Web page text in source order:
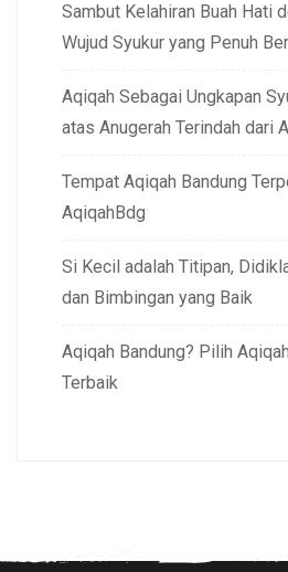
Sambut Kelahiran Buah Hati
Wujud Syukur yang Penuh
Aqiqah Sebagai Ungkapan
atas Anugerah Terindah dari
Tempat Aqiqah Bandung
AqiqahBdg
Si Kecil adalah Titipan,
dan Bimbingan yang Baik
Aqiqah Bandung? Pilih
Terbaik